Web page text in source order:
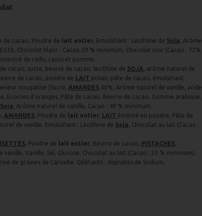
de cacao, Poudre de lait entier, Emulsifiant : Lécithine de Soja, Arôme
Chocolat blanc : Cacao 29 % minimum, Chocolat noir (Cacao : 72%
de radis, cassis et pomme.
cacao, sucre, beurre de cacao, lecithine de SOJA, arôme naturel de
de cacao, poudre de LAIT entier, pâte de cacao, émulsifiant :
nougatine (Sucre, AMANDES 40%, Arôme naturel de vanille, acide
Ecorces d'oranges, Pâte de cacao, Beurre de cacao, Gomme arabique,
Soja, Arôme naturel de vanille, Cacao : 49 % minimum.
AMANDES, Poudre de lait entier, LAIT écrémé en poudre, Pâte de
de vanille, Emulsifiant : Lécithine de Soja, Chocolat au lait (Cacao :
, Poudre de lait entier, Beurre de cacao, PISTACHES,
vanille, Vanille, Sel, Glucose, Chocolat au lait (Cacao : 33 % minimum),
de graines de Caroube, Gélifiants : Alginates de Sodium,